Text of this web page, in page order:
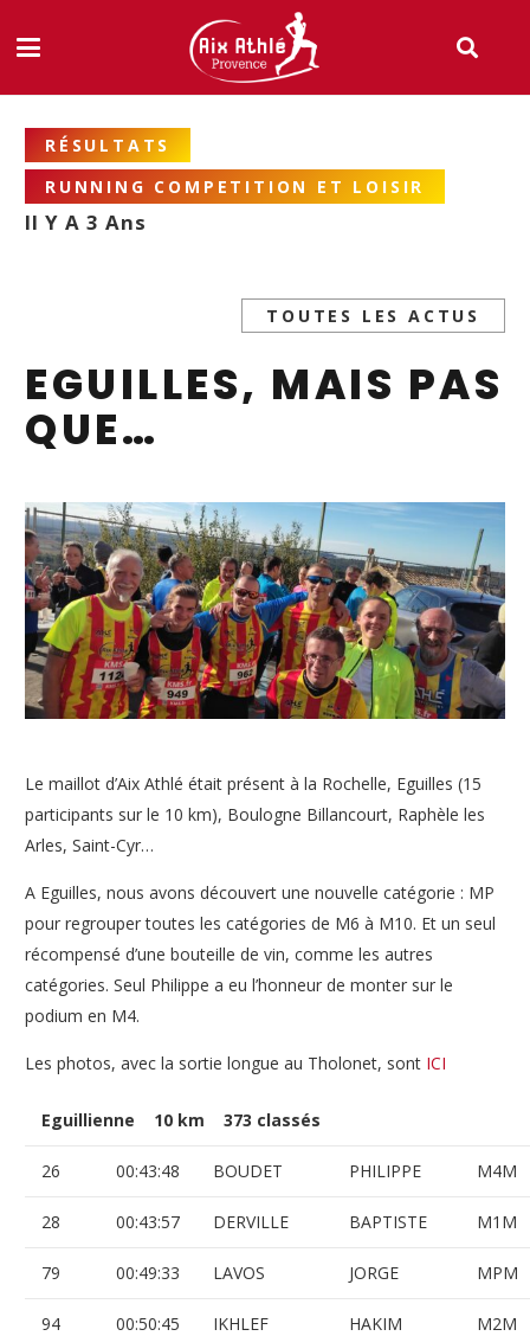
RÉSULTATS
RUNNING COMPETITION ET LOISIR
Il Y A 3 Ans
TOUTES LES ACTUS
EGUILLES, MAIS PAS
QUE…
Le maillot d’Aix Athlé était présent à la Rochelle, Eguilles (15
participants sur le 10 km), Boulogne Billancourt, Raphèle les
Arles, Saint-Cyr…
A Eguilles, nous avons découvert une nouvelle catégorie : MP
pour regrouper toutes les catégories de M6 à M10. Et un seul
récompensé d’une bouteille de vin, comme les autres
catégories. Seul Philippe a eu l’honneur de monter sur le
podium en M4.
Les photos, avec la sortie longue au Tholonet, sont ICI
Eguillienne 10 km 373 classés
26 00:43:48 BOUDET PHILIPPE M4M
28 00:43:57 DERVILLE BAPTISTE M1M
79 00:49:33 LAVOS JORGE MPM
94 00:50:45 IKHLEF HAKIM M2M